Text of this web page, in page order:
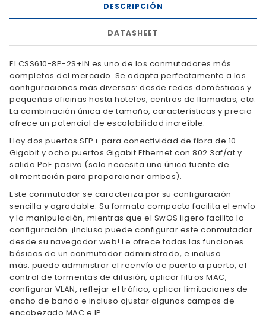
DESCRIPCIÓN
DATASHEET
El CSS610-8P-2S+IN es uno de los conmutadores más
completos del mercado. Se adapta perfectamente a las
configuraciones más diversas: desde redes domésticas y
pequeñas oficinas hasta hoteles, centros de llamadas, etc.
La combinación única de tamaño, características y precio
ofrece un potencial de escalabilidad increíble.
Hay dos puertos SFP+ para conectividad de fibra de 10
Gigabit y ocho puertos Gigabit Ethernet con 802.3af/at y
salida PoE pasiva (solo necesita una única fuente de
alimentación para proporcionar ambos).
Este conmutador se caracteriza por su configuración
sencilla y agradable. Su formato compacto facilita el envío
y la manipulación, mientras que el SwOS ligero facilita la
configuración. ¡Incluso puede configurar este conmutador
desde su navegador web! Le ofrece todas las funciones
básicas de un conmutador administrado, e incluso
más: puede administrar el reenvío de puerto a puerto, el
control de tormentas de difusión, aplicar filtros MAC,
configurar VLAN, reflejar el tráfico, aplicar limitaciones de
ancho de banda e incluso ajustar algunos campos de
encabezado MAC e IP.